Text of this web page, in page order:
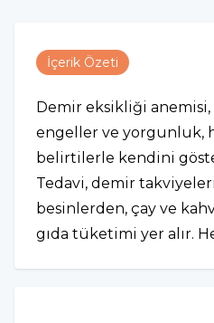
İçerik Özeti
Demir eksikliği anemisi,
engeller ve yorgunluk,
belirtilerle kendini
Tedavi, demir
besinlerden, çay ve
gıda tüketimi yer alır.